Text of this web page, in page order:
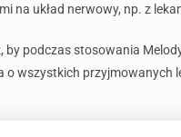
na układ nerwowy, np. z
by podczas stosowania
o wszystkich przyjmowanych